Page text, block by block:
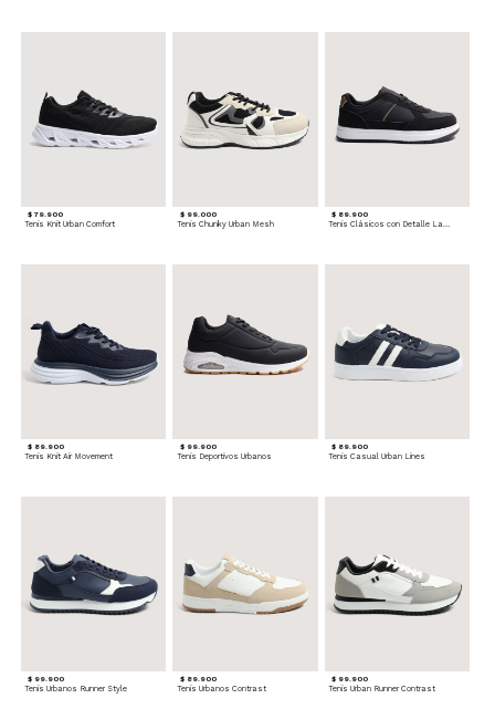
$ 79.900
Tenis Knit Urban Comfort
$ 99.000
Tenis Chunky Urban Mesh
$ 89.900
Tenis Clásicos con Detalle Lateral
$ 89.900
Tenis Knit Air Movement
$ 99.900
Tenis Deportivos Urbanos
$ 89.900
Tenis Casual Urban Lines
$ 99.900
Tenis Urbanos Runner Style
$ 89.900
Tenis Urbanos Contrast
$ 99.900
Tenis Urban Runner Contrast